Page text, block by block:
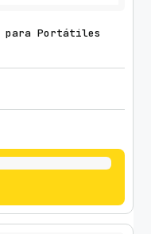
para Portátiles